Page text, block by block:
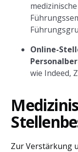
Online-
wie Indeed,
Zur Verstärkung